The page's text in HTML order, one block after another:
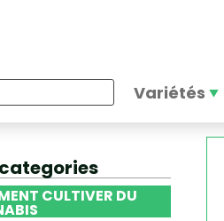
Variétés
CULTIVER DU